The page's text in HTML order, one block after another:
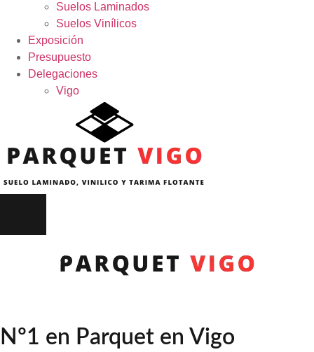
Suelos Laminados
Suelos Vinílicos
Exposición
Presupuesto
Delegaciones
Vigo
Nº1 en Parquet en Vigo